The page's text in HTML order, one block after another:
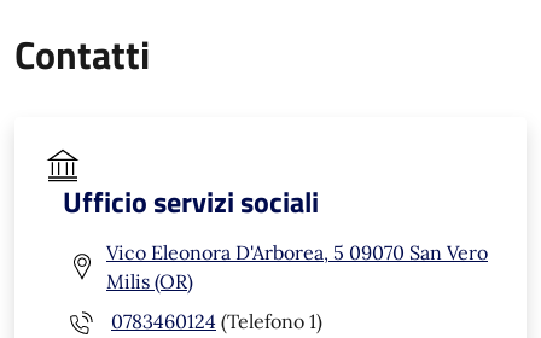
Contatti
Ufficio servizi sociali
Vico Eleonora D'Arborea, 5 09070 San Vero
Milis (OR)
0783460124 (Telefono 1)